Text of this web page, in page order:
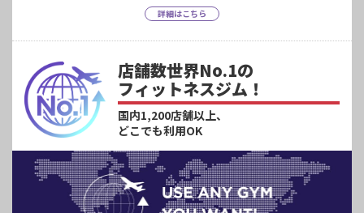
詳細はこちら
店舗数世界No.1の
フィットネスジム！
国内1,200店舗以上、
どこでも利用OK